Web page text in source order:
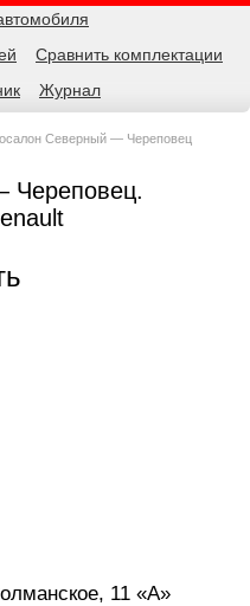
Сравнить комплектации
Журнал
Северный — Череповец
Череповец.
11 «А»